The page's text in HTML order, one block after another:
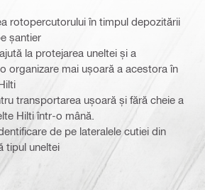
rotopercutorului în timpul depozitării
șantier
la protejarea uneltei și a
organizare mai ușoară a acestora în
transportarea ușoară și fără cheie a
Hilti într-o mână.
de pe lateralele cutiei din
tipul uneltei